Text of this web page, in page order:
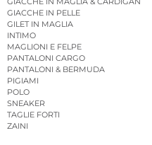
GIACCHE IN PELLE
GILET IN MAGLIA
INTIMO
MAGLIONI E FELPE
PANTALONI CARGO
PANTALONI & BERMUDA
PIGIAMI
POLO
SNEAKER
TAGLIE FORTI
ZAINI